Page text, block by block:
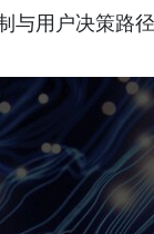
与用户决策路